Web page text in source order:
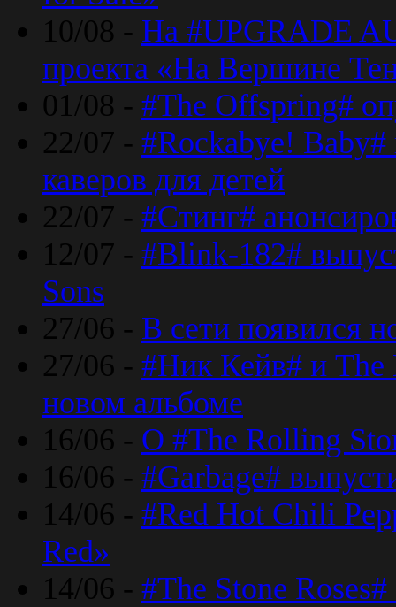
10/08 - На #UPGRADE
проекта «На Вершине
01/08 - #The Offspring#
22/07 - #Rockabye!
каверов для детей
22/07 - #Стинг#
12/07 - #Blink-182#
Sons
27/06 - В сети появился
27/06 - #Ник Кейв# и The
новом альбоме
16/06 - О #The Rolling
16/06 - #Garbage#
14/06 - #Red Hot Chili
Red»
14/06 - #The Stone